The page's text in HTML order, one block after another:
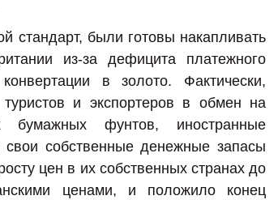
стандарт, были готовы накапливать
из-за дефицита платежного
в золото. Фактически,
и экспортеров в обмен на
бумажных фунтов, иностранные
свои собственные денежные запасы
цен в их собственных странах до
ценами, и положило конец